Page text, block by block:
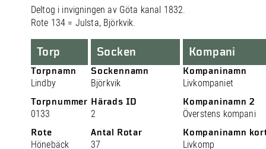
Deltog i invigningen av Göta kanal 1832.
Rote 134 = Julsta, Björkvik.
Torp
Torpnamn
Lindby
Torpnummer
0133
Rote
Hönebäck
Socken
Sockennamn
Björkvik
Härads ID
2
Antal Rotar
37
Kompani
Kompaninamn
Livkompaniet
Kompaninamn 2
Överstens kompani
Kompaninamn
Livkomp